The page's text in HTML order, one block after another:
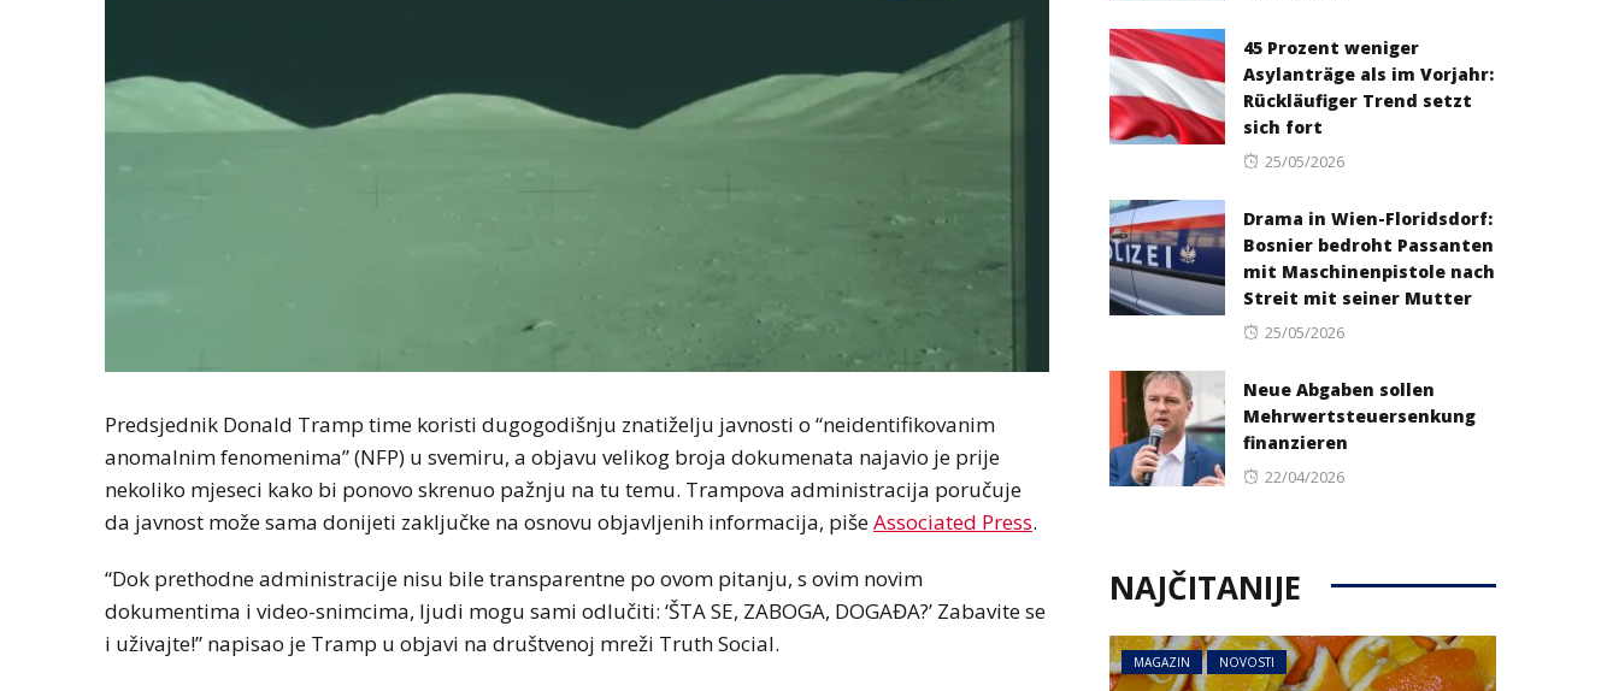
Predsjednik Donald Tramp time koristi dugogodišnju znatiželju javnosti o “neidentifikovanim
anomalnim fenomenima” (NFP) u svemiru, a objavu velikog broja dokumenata najavio je prije
nekoliko mjeseci kako bi ponovo skrenuo pažnju na tu temu. Trampova administracija poručuje
da javnost može sama donijeti zaključke na osnovu objavljenih informacija, pišeAssociated Press.
“Dok prethodne administracije nisu bile transparentne po ovom pitanju, s ovim novim
dokumentima i video-snimcima, ljudi mogu sami odlučiti: ‘ŠTA SE, ZABOGA, DOGAĐA?’ Zabavite se
i uživajte!” napisao je Tramp u objavi na društvenoj mreži Truth Social.
45 Prozent weniger
Asylanträge als im Vorjahr:
Rückläufiger Trend setzt
sich fort
Posted
25/05/2026
Drama in Wien-Floridsdorf:
Bosnier bedroht Passanten
mit Maschinenpistole nach
Streit mit seiner Mutter
Posted
25/05/2026
Neue Abgaben sollen
Mehrwertsteuersenkung
finanzieren
Posted
22/04/2026
NAJČITANIJE
MAGAZIN NOVOSTI